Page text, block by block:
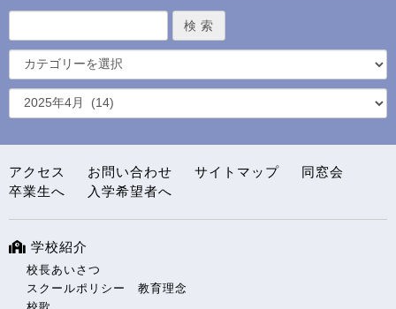
アクセス お問い合わせ サイトマップ
同窓会
卒業生へ
入学希望者へ
学校紹介
校長あいさつ
スクールポリシー 教育理念